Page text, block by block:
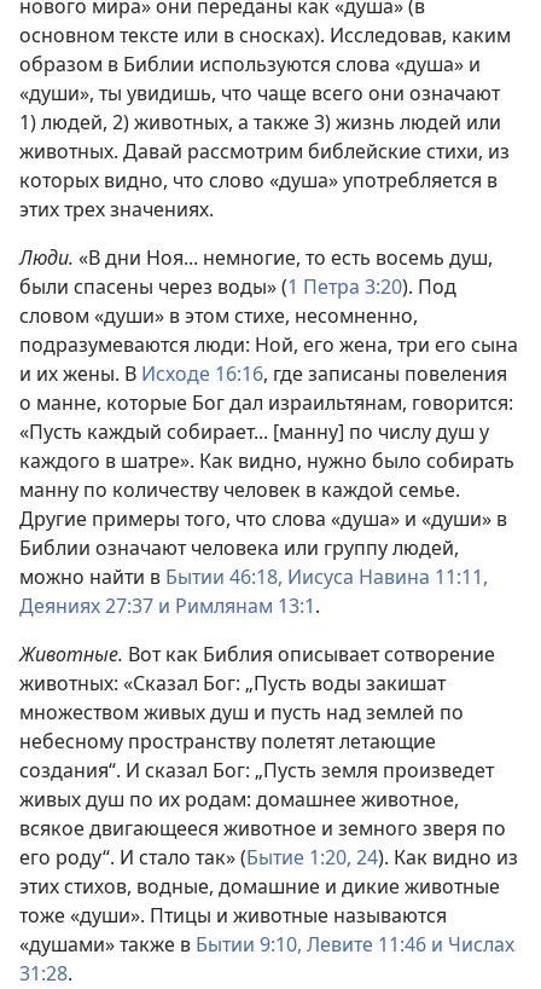
нового мира» они переданы как «душа» (в
основном тексте или в сносках). Исследовав, каким
образом в Библии используются слова «душа» и
«души», ты увидишь, что чаще всего они означают
1) людей, 2) животных, а также 3) жизнь людей или
животных. Давай рассмотрим библейские стихи, из
которых видно, что слово «душа» употребляется в
этих трех значениях.
Люди. «В дни Ноя... немногие, то есть восемь душ,
были спасены через воды» (1 Петра 3:20). Под
словом «души» в этом стихе, несомненно,
подразумеваются люди: Ной, его жена, три его сына
и их жены. В Исходе 16:16, где записаны повеления
о манне, которые Бог дал израильтянам, говорится:
«Пусть каждый собирает... [манну] по числу душ у
каждого в шатре». Как видно, нужно было собирать
манну по количеству человек в каждой семье.
Другие примеры того, что слова «душа» и «души» в
Библии означают человека или группу людей,
можно найти в Бытии 46:18, Иисуса Навина 11:11,
Деяниях 27:37 и Римлянам 13:1.
Животные. Вот как Библия описывает сотворение
животных: «Сказал Бог: „Пусть воды закишат
множеством живых душ и пусть над землей по
небесному пространству полетят летающие
создания“. И сказал Бог: „Пусть земля произведет
живых душ по их родам: домашнее животное,
всякое двигающееся животное и земного зверя по
его роду“. И стало так» (Бытие 1:20, 24). Как видно из
этих стихов, водные, домашние и дикие животные
тоже «души». Птицы и животные называются
«душами» также в Бытии 9:10, Левите 11:46 и Числах
31:28.